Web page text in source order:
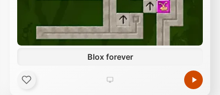
Blox forever